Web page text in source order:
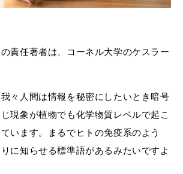
責任著者は、コーネル大学のケスラー
々人間は情報を秘密にしたいとき暗号
現象が植物でも化学物質レベルで起こ
います。まるでヒトの免疫系のよう
に知らせる標準語があるみたいですよ